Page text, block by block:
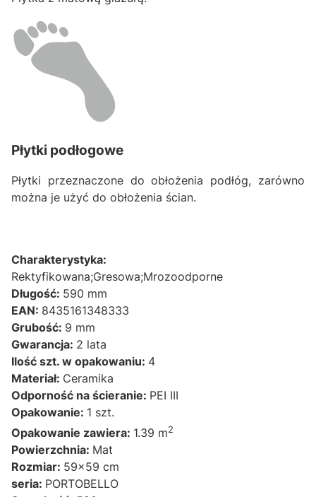
Płytki podłogowe
Płytki przeznaczone do obłożenia podłóg, zarówno
można je użyć do obłożenia ścian.
Charakterystyka:
Rektyfikowana;Gresowa;Mrozoodporne
Długość: 590 mm
EAN: 8435161348333
Grubość: 9 mm
Gwarancja: 2 lata
Ilość szt. w opakowaniu: 4
Materiał: Ceramika
Odporność na ścieranie: PEI III
Opakowanie: 1 szt.
Opakowanie zawiera: 1.39 m2
Powierzchnia: Mat
Rozmiar: 59x59 cm
seria: PORTOBELLO